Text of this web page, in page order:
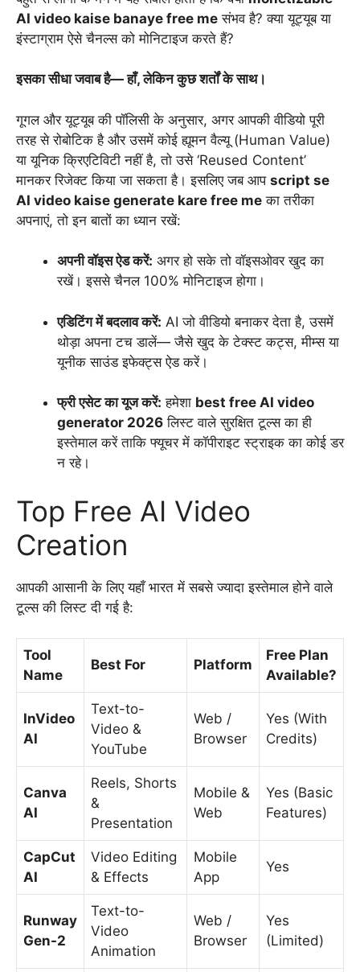
AI video kaise banaye free me संभव है? क्या यूट्यूब या
इंस्टाग्राम ऐसे चैनल्स को मोनिटाइज करते हैं?
इसका सीधा जवाब है— हाँ, लेकिन कुछ शर्तों के साथ।
गूगल और यूट्यूब की पॉलिसी के अनुसार, अगर आपकी वीडियो पूरी
तरह से रोबोटिक है और उसमें कोई ह्यूमन वैल्यू (Human Value)
या यूनिक क्रिएटिविटी नहीं है, तो उसे ‘Reused Content’
मानकर रिजेक्ट किया जा सकता है। इसलिए जब आप script se
AI video kaise generate kare free me का तरीका
अपनाएं, तो इन बातों का ध्यान रखें:
अपनी वॉइस ऐड करें: अगर हो सके तो वॉइसओवर खुद का
रखें। इससे चैनल 100% मोनिटाइज होगा।
एडिटिंग में बदलाव करें: AI जो वीडियो बनाकर देता है, उसमें
थोड़ा अपना टच डालें— जैसे खुद के टेक्स्ट कट्स, मीम्स या
यूनीक साउंड इफेक्ट्स ऐड करें।
फ्री एसेट का यूज करें: हमेशा best free AI video
generator 2026 लिस्ट वाले सुरक्षित टूल्स का ही
इस्तेमाल करें ताकि फ्यूचर में कॉपीराइट स्ट्राइक का कोई डर
न रहे।
Top Free AI Video
Creation
आपकी आसानी के लिए यहाँ भारत में सबसे ज्यादा इस्तेमाल होने वाले
टूल्स की लिस्ट दी गई है:
Tool
Name
Best For Platform
Free Plan
Available?
InVideo
AI
Text-to-
Video &
YouTube
Web /
Browser
Yes (With
Credits)
Canva
AI
Reels, Shorts
&
Presentation
Mobile &
Web
Yes (Basic
Features)
CapCut
AI
Video Editing
& Effects
Mobile
App
Yes
Runway
Gen-2
Text-to-
Video
Animation
Web /
Browser
Yes
(Limited)